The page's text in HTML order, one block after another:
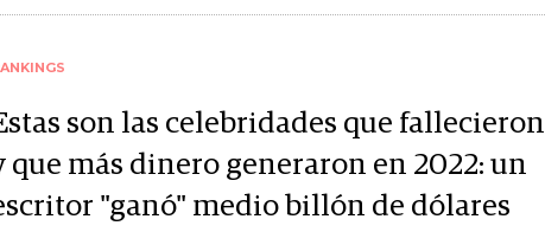
son las celebridades que fallecieron
que más dinero generaron en 2022: un
"ganó" medio billón de dólares